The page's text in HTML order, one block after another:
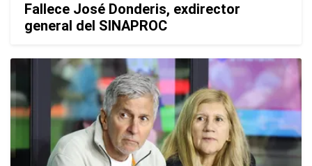
Fallece José Donderis, exdirector
general del SINAPROC